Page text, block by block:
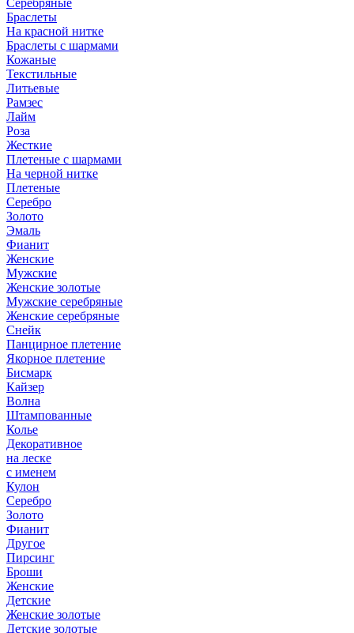
Серебряные
Браслеты
На красной нитке
Браслеты с шармами
Кожаные
Текстильные
Литьевые
Рамзес
Лайм
Роза
Жесткие
Плетеные с шармами
На черной нитке
Плетеные
Серебро
Золото
Эмаль
Фианит
Женские
Мужские
Женские золотые
Мужские серебряные
Женские серебряные
Снейк
Панцирное плетение
Якорное плетение
Бисмарк
Кайзер
Волна
Штампованные
Колье
Декоративное
на леске
с именем
Кулон
Серебро
Золото
Фианит
Другое
Пирсинг
Броши
Женские
Детские
Женские золотые
Детские золотые